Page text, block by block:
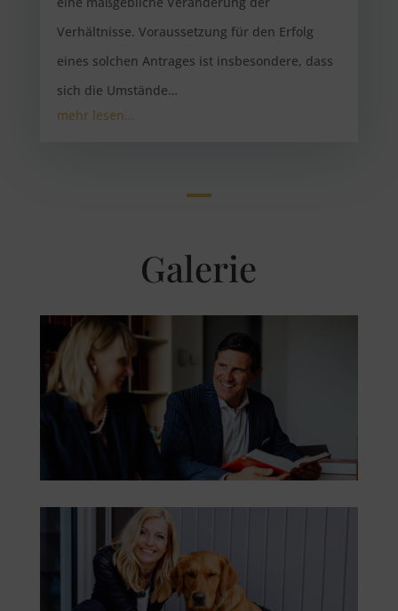
Verhältnisse. Voraussetzung für den Erfolg
eines solchen Antrages ist insbesondere, dass
sich die Umstände…
mehr lesen…
Galerie